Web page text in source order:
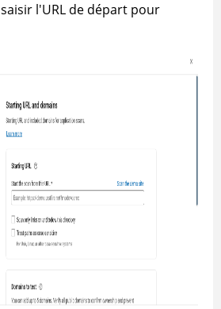
saisir l'URL de départ pour